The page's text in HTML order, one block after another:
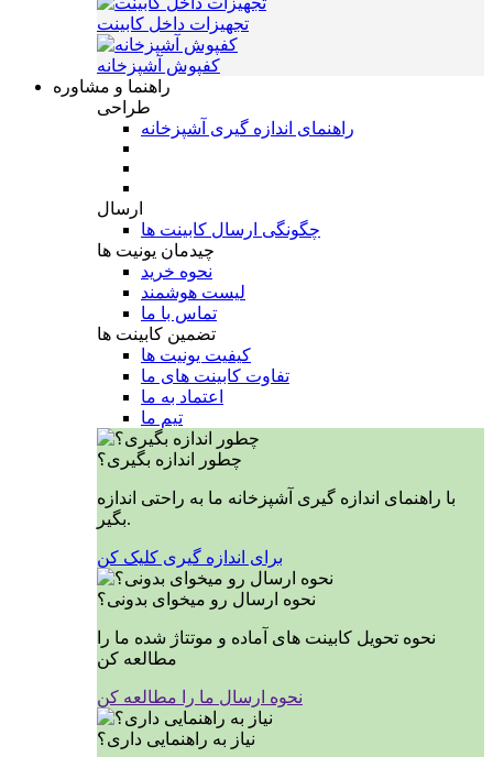
تجهیزات داخل کابینت
کفپوش آشپزخانه
راهنما و مشاوره
طراحی
راهنمای اندازه گیری آشپزخانه
ارسال
چگونگی ارسال کابینت ها
چیدمان یونیت ها
نحوه خرید
لیست هوشمند
تماس با ما
تضمین کابینت ها
کیفیت یونیت ها
تفاوت کابینت های ما
اعتماد به ما
تیم ما
چطور اندازه بگیری؟
با راهنمای اندازه گیری آشپزخانه ما به راحتی اندازه
بگیر.
برای اندازه گیری کلیک کن
نحوه ارسال رو میخوای بدونی؟
نحوه تحویل کابینت های آماده و موتتاژ شده ما را
مطالعه کن
نحوه ارسال ما را مطالعه کن
نیاز به راهنمایی داری؟